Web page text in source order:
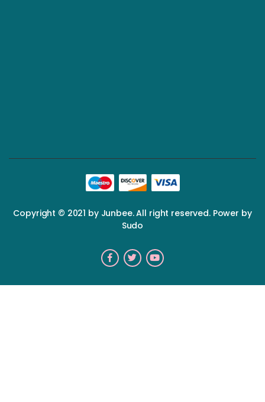
Copyright © 2021 by Junbee. All right reserved. Power by
Sudo